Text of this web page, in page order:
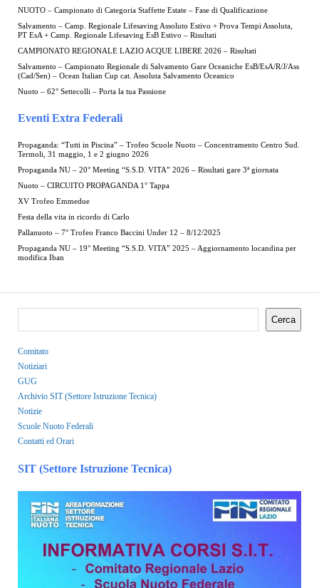
NUOTO – Campionato di Categoria Staffette Estate – Fase di Qualificazione
Salvamento – Camp. Regionale Lifesaving Assoluto Estivo + Prova Tempi Assoluta,
PT EsA + Camp. Regionale Lifesaving EsB Estivo – Risultati
CAMPIONATO REGIONALE LAZIO ACQUE LIBERE 2026 – Risultati
Salvamento – Campionato Regionale di Salvamento Gare Oceaniche EsB/EsA/R/J/Ass
(Cad/Sen) – Ocean Italian Cup cat. Assoluta Salvamento Oceanico
Nuoto – 62° Settecolli – Porta la tua Passione
Eventi Extra Federali
Propaganda: “Tutti in Piscina” – Trofeo Scuole Nuoto – Concentramento Centro Sud.
Termoli, 31 maggio, 1 e 2 giugno 2026
Propaganda NU – 20° Meeting “S.S.D. VITA” 2026 – Risultati gare 3ª giornata
Nuoto – CIRCUITO PROPAGANDA 1° Tappa
XV Trofeo Emmedue
Festa della vita in ricordo di Carlo
Pallanuoto – 7° Trofeo Franco Baccini Under 12 – 8/12/2025
Propaganda NU – 19° Meeting “S.S.D. VITA” 2025 – Aggiornamento locandina per
modifica Iban
Cerca
Comitato
Notiziari
GUG
Archivio SIT (Settore Istruzione Tecnica)
Notizie
Scuole Nuoto Federali
Contatti ed Orari
SIT (Settore Istruzione Tecnica)